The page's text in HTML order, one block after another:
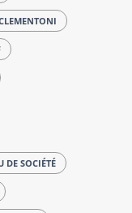
DE SOCIÉTÉ